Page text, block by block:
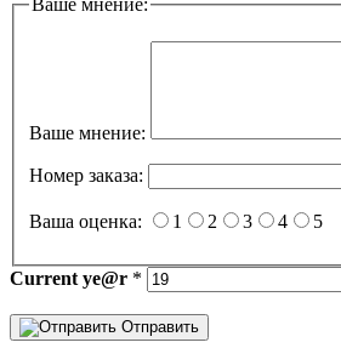
Ваше мнение:
Номер заказа:
Ваша оценка: 1 2 3 4 5
Current ye@r *
Отправить